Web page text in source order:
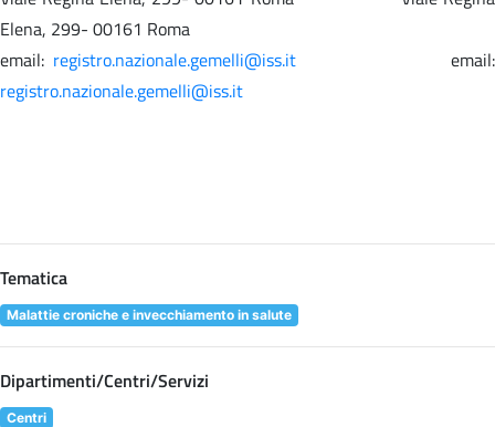
Elena, 299- 00161 Roma
email: registro.nazionale.gemelli@iss.it email:
registro.nazionale.gemelli@iss.it
Tematica
Malattie croniche e invecchiamento in salute
Dipartimenti/Centri/Servizi
Centri